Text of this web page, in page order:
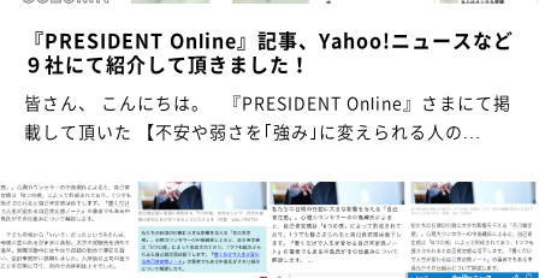
『PRESIDENT Online』記事、Yahoo!ニュースなど
９社にて紹介して頂きました！
皆さん、 こんにちは。 『PRESIDENT Online』さまにて掲
載して頂いた 【不安や弱さを｢強み｣に変えられる人の...